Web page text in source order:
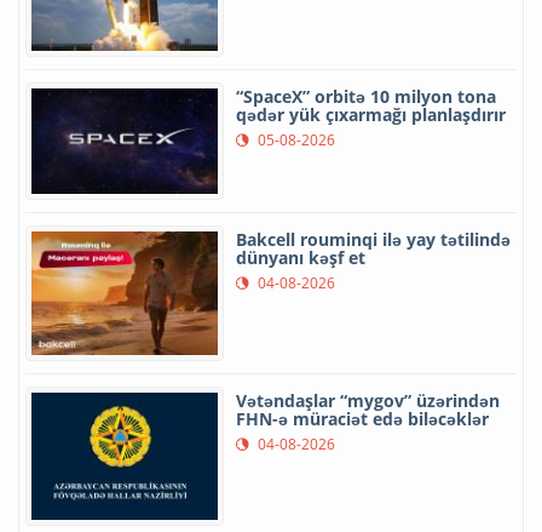
“SpaceX” orbitə 10 milyon tona
qədər yük çıxarmağı planlaşdırır
05-08-2026
Bakcell rouminqi ilə yay tətilində
dünyanı kəşf et
04-08-2026
Vətəndaşlar “mygov” üzərindən
FHN-ə müraciət edə biləcəklər
04-08-2026